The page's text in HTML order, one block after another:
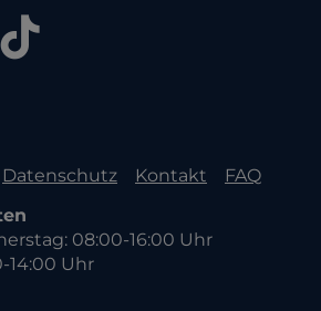
Datenschutz Kontakt
FAQ
08:00-16:00 Uhr
14:00 Uhr